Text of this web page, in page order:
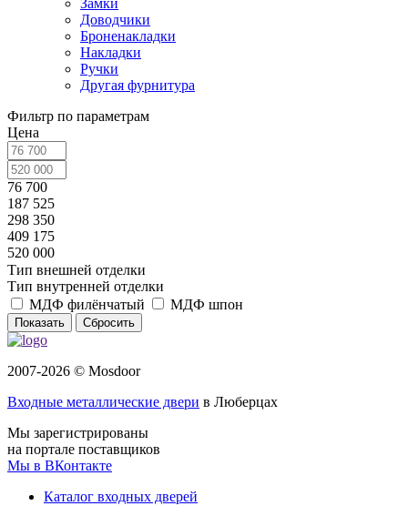
Доводчики
Броненакладки
Накладки
Ручки
Другая фурнитура
Фильтр по параметрам
Цена
76 700
187 525
298 350
409 175
520 000
Тип внешней отделки
Тип внутренней отделки
МДФ филёнчатый
МДФ шпон
Сбросить
2007-2026 © Mosdoor
Входные металлические двери в Люберцах
Мы зарегистрированы
на портале поставщиков
Мы в ВКонтакте
Каталог входных дверей